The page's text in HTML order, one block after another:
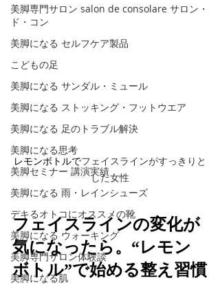
美脚専門サロン salon de consolare サロン・
ド・コン
美脚になる セルフケア製品
こどもの足
美脚になる サンダル・ミュール
美脚になる ストッキング・フットウエア
美脚になる 足のトラブル解決
美脚になる思考
美脚セミナー 講演実績
美脚になる 雨・レインシューズ
デキるオトコにオススメの靴
美脚になる ウォーキング
美脚専門サロン体験談
美脚になる肌
レモンボトルでフェイスラインがすっきりと
した女性
フェイスラインの変化が
気になったら。“レモン
ボトル”で始める整え習慣